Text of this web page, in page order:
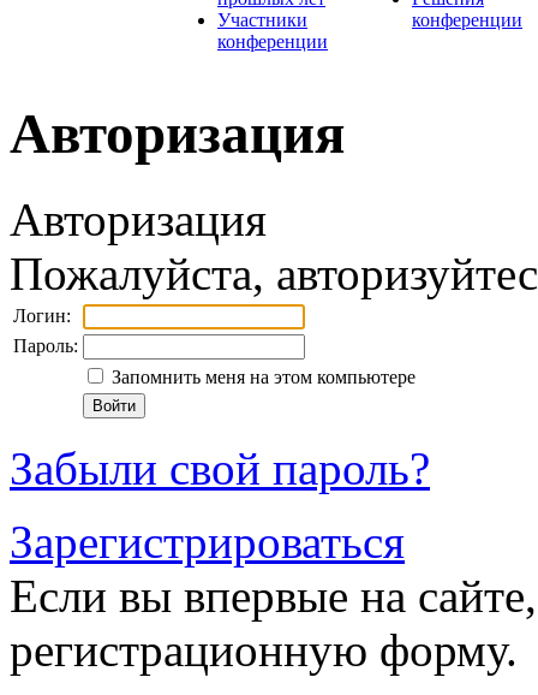
Участники
конференции
конференции
Авторизация
Авторизация
Пожалуйста,
Логин:
Пароль:
Запомнить меня на этом компьютере
Забыли свой пароль?
Зарегистрироваться
Если вы впервые на
регистрационную форму.